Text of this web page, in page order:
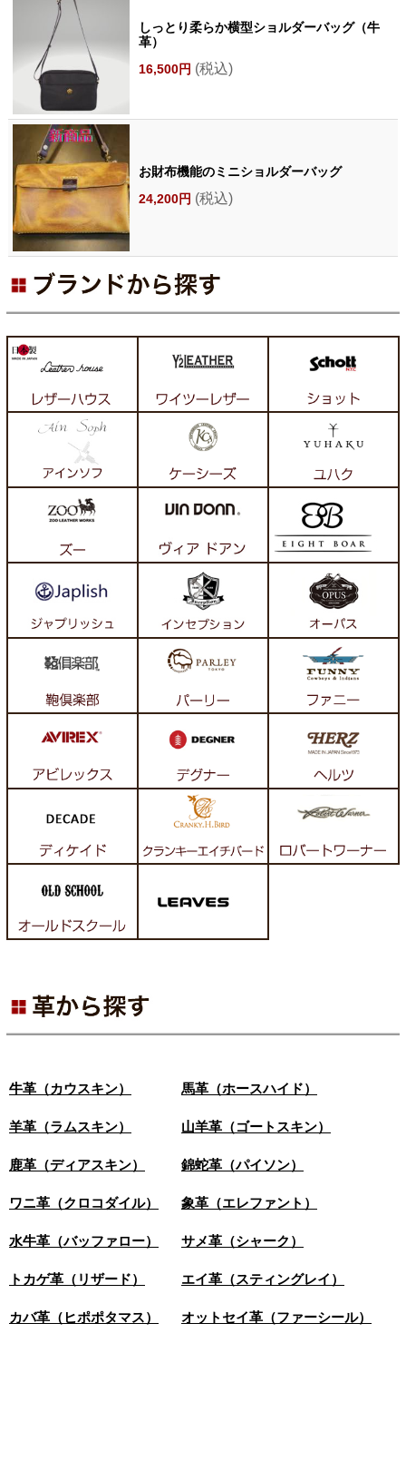
しっとり柔らか横型ショルダーバッグ（牛
革）
16,500円 (税込)
お財布機能のミニショルダーバッグ
24,200円 (税込)